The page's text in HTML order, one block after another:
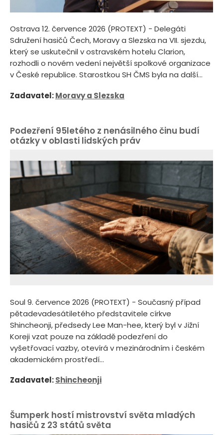
Ostrava 12. července 2026 (PROTEXT) - Delegáti
Sdružení hasičů Čech, Moravy a Slezska na VII. sjezdu,
který se uskutečnil v ostravském hotelu Clarion,
rozhodli o novém vedení největší spolkové organizace
v České republice. Starostkou SH ČMS byla na další...
Zadavatel:Moravy a Slezska
Podezření 95letého z nenásilného činu budí
otázky v oblasti lidských práv
Soul 9. července 2026 (PROTEXT) - Současný případ
pětadevadesátiletého představitele církve
Shincheonji, předsedy Lee Man-hee, který byl v Jižní
Koreji vzat pouze na základě podezření do
vyšetřovací vazby, otevírá v mezinárodním i českém
akademickém prostředí...
Zadavatel:Shincheonji
Šumperk hostí mistrovství světa mladých
hasičů z 23 států světa